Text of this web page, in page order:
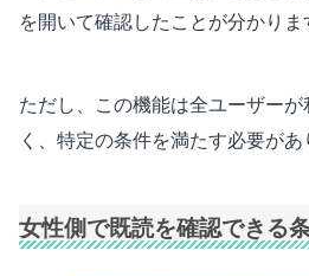
を開いて確認したことが分かりま
ただし、この機能は全ユーザー
く、特定の条件を満たす必要があ
女性側で既読を確認できる